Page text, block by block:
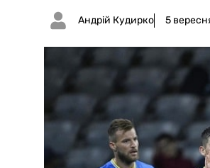
Андрій Кудирко 5